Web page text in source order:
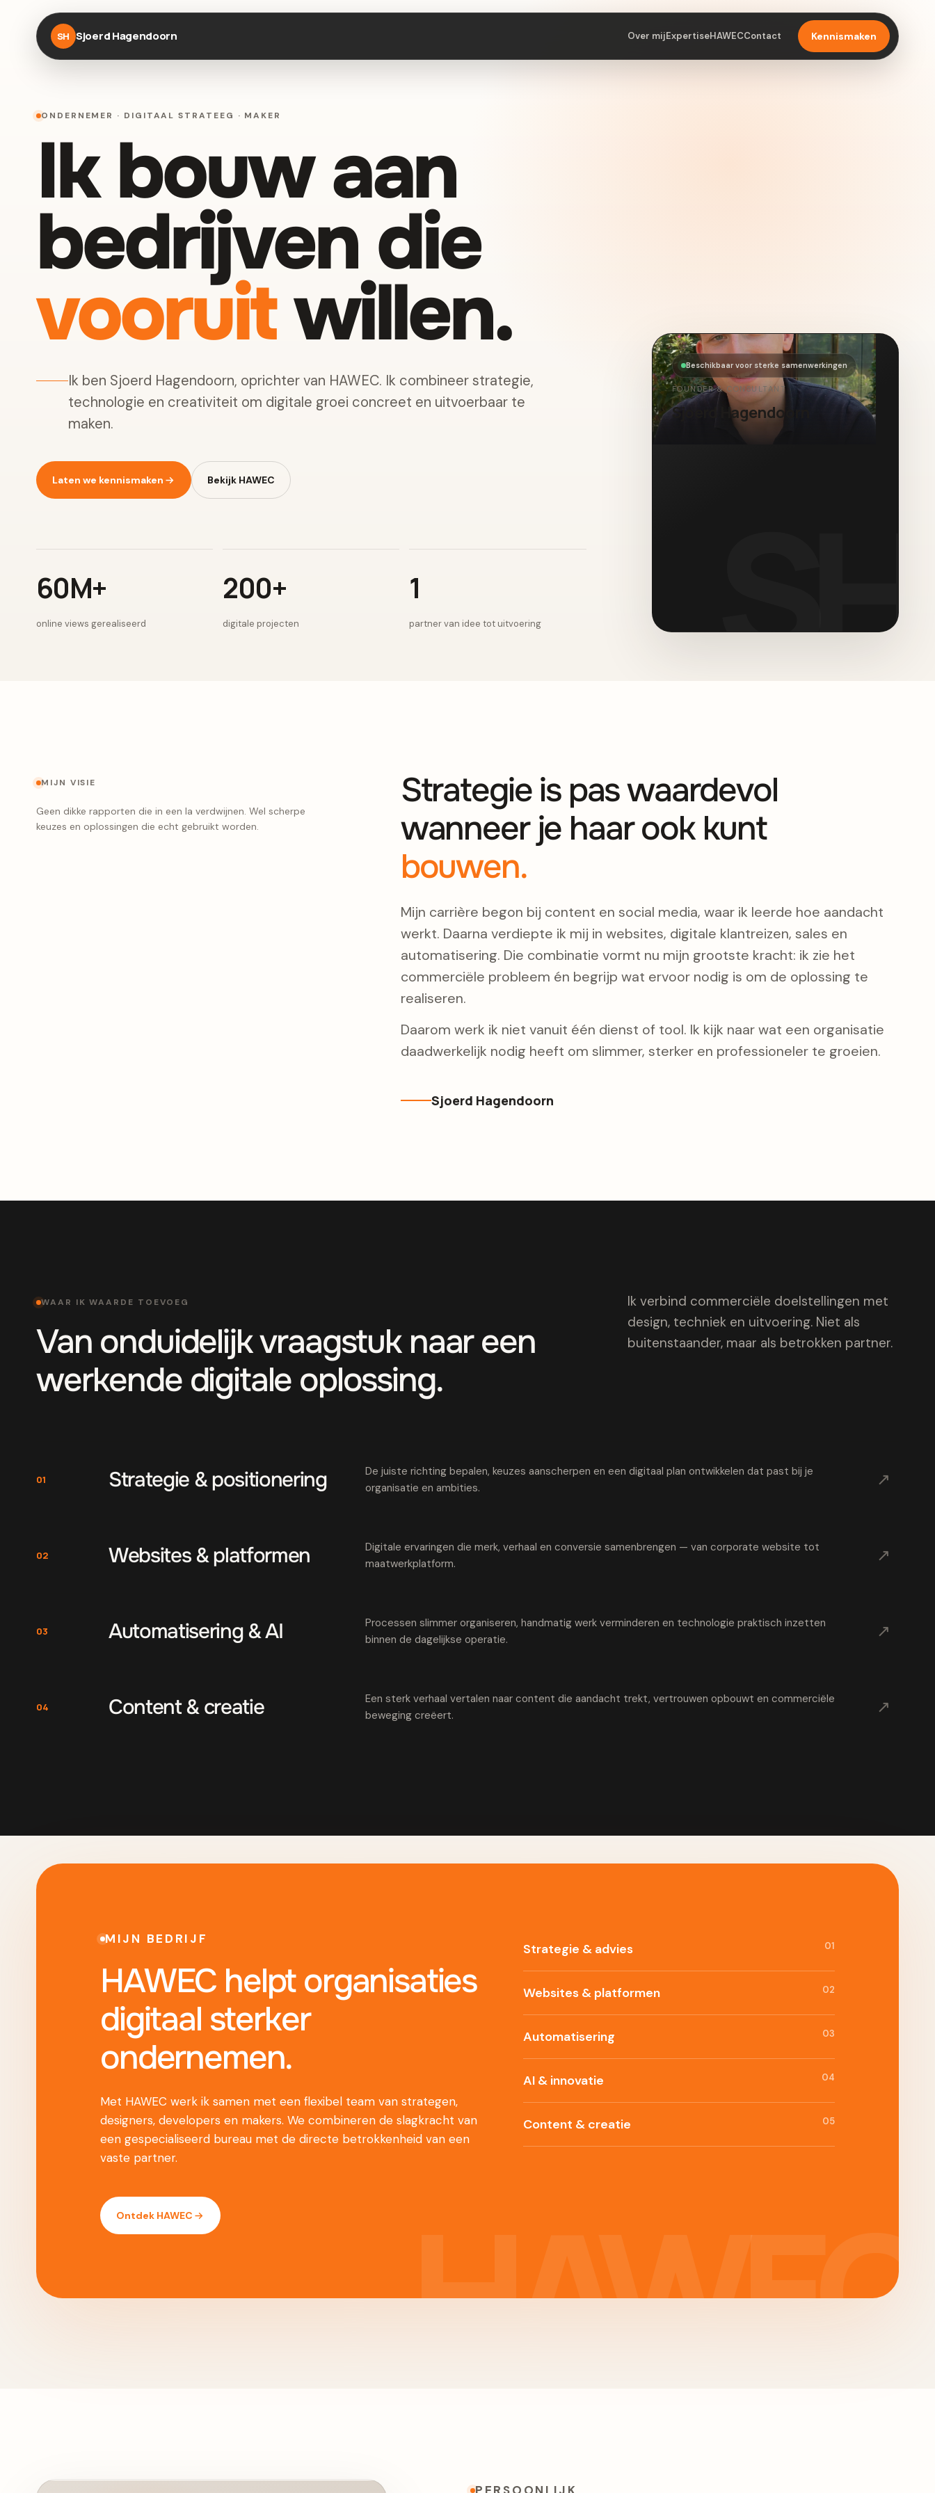
SH Sjoerd Hagendoorn Over mijExpertiseHAWECContact Kennismaken
ONDERNEMER · DIGITAAL STRATEEG · MAKER
Ik bouw aan
bedrijven die
vooruitwillen.
Ik ben Sjoerd Hagendoorn, oprichter van HAWEC. Ik combineer strategie,
technologie en creativiteit om digitale groei concreet en uitvoerbaar te
maken.
Laten we kennismaken Bekijk HAWEC
60M+
online views gerealiseerd
200+
digitale projecten
1
partner van idee tot uitvoering
Beschikbaar voor sterke samenwerkingen
FOUNDER & CONSULTANT
Sjoerd Hagendoorn
MIJN VISIE
Geen dikke rapporten die in een la verdwijnen. Wel scherpe
keuzes en oplossingen die echt gebruikt worden.
Strategie is pas waardevol
wanneer je haar ook kunt
bouwen.
Mijn carrière begon bij content en social media, waar ik leerde hoe aandacht
werkt. Daarna verdiepte ik mij in websites, digitale klantreizen, sales en
automatisering. Die combinatie vormt nu mijn grootste kracht: ik zie het
commerciële probleem én begrijp wat ervoor nodig is om de oplossing te
realiseren.
Daarom werk ik niet vanuit één dienst of tool. Ik kijk naar wat een organisatie
daadwerkelijk nodig heeft om slimmer, sterker en professioneler te groeien.
Sjoerd Hagendoorn
WAAR IK WAARDE TOEVOEG
Van onduidelijk vraagstuk naar een
werkende digitale oplossing.
Ik verbind commerciële doelstellingen met
design, techniek en uitvoering. Niet als
buitenstaander, maar als betrokken partner.
01 Strategie & positionering
De juiste richting bepalen, keuzes aanscherpen en een digitaal plan ontwikkelen dat past bij je
organisatie en ambities.
↗
02 Websites & platformen
Digitale ervaringen die merk, verhaal en conversie samenbrengen — van corporate website tot
maatwerkplatform.
↗
03 Automatisering & AI
Processen slimmer organiseren, handmatig werk verminderen en technologie praktisch inzetten
binnen de dagelijkse operatie.
↗
04 Content & creatie
Een sterk verhaal vertalen naar content die aandacht trekt, vertrouwen opbouwt en commerciële
beweging creëert.
↗
MIJN BEDRIJF
HAWEC helpt organisaties
digitaal sterker
ondernemen.
Met HAWEC werk ik samen met een flexibel team van strategen,
designers, developers en makers. We combineren de slagkracht van
een gespecialiseerd bureau met de directe betrokkenheid van een
vaste partner.
Ontdek HAWEC
Strategie & advies 01
Websites & platformen 02
Automatisering 03
AI & innovatie 04
Content & creatie 05